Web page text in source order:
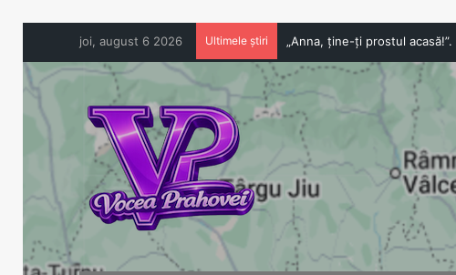
joi, august 6 2026 Ultimele știri